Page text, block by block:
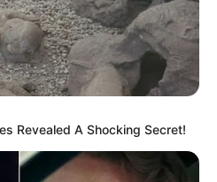
Revealed A Shocking Secret!